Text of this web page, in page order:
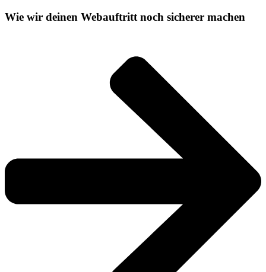
Wie wir deinen Webauftritt noch sicherer machen